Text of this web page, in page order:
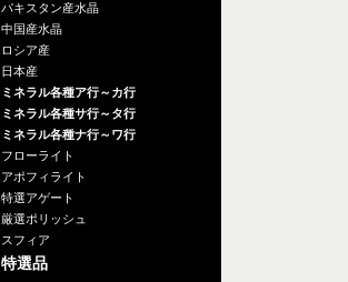
パキスタン産水晶
中国産水晶
ロシア産
日本産
ミネラル各種ア行～カ行
ミネラル各種サ行～タ行
ミネラル各種ナ行～ワ行
フローライト
アポフィライト
特選アゲート
厳選ポリッシュ
スフィア
特選品